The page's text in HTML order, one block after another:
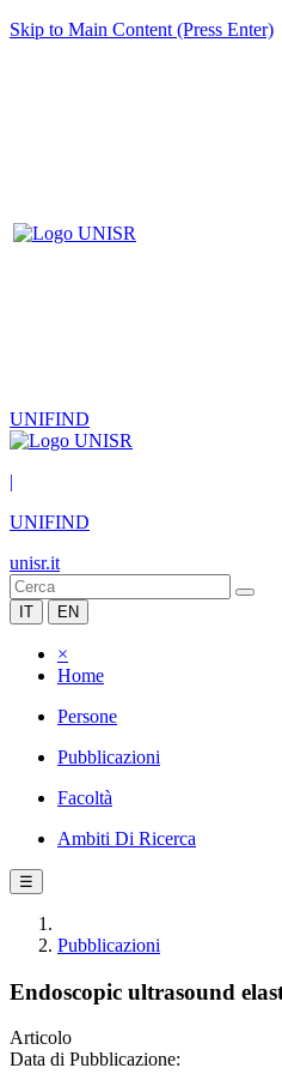
Skip to Main Content (Press Enter)
UNIFIND
|
UNIFIND
unisr.it
IT EN
×
Home
Persone
Pubblicazioni
Facoltà
Ambiti Di Ricerca
☰
Pubblicazioni
Endoscopic ultrasound
Articolo
Data di Pubblicazione: